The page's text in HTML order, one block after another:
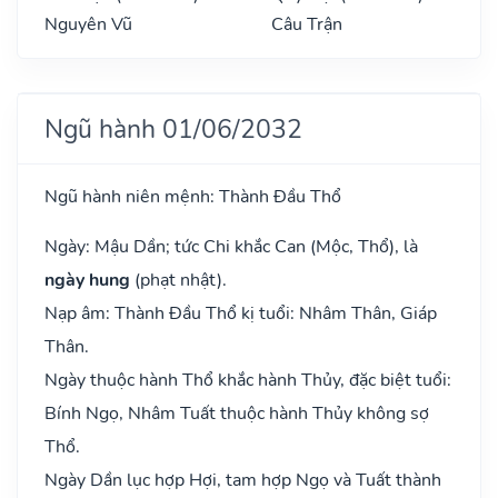
Nguyên Vũ
Câu Trận
Ngũ hành 01/06/2032
Ngũ hành niên mệnh: Thành Đầu Thổ
Ngày: Mậu Dần; tức Chi khắc Can (Mộc, Thổ), là
ngày hung (phạt nhật).
Nạp âm: Thành Đầu Thổ kị tuổi: Nhâm Thân, Giáp
Thân.
Ngày thuộc hành Thổ khắc hành Thủy, đặc biệt tuổi:
Bính Ngọ, Nhâm Tuất thuộc hành Thủy không sợ
Thổ.
Ngày Dần lục hợp Hợi, tam hợp Ngọ và Tuất thành